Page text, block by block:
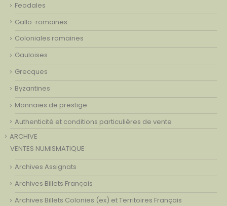
Feodales
Gallo-romaines
Coloniales romaines
Gauloises
Grecques
Byzantines
Monnaies de prestige
Authenticité et conditions particulières de vente
ARCHIVE
VENTES NUMISMATIQUE
Archives Assignats
Archives Billets Français
Archives Billets Colonies (ex) et Territoires Français